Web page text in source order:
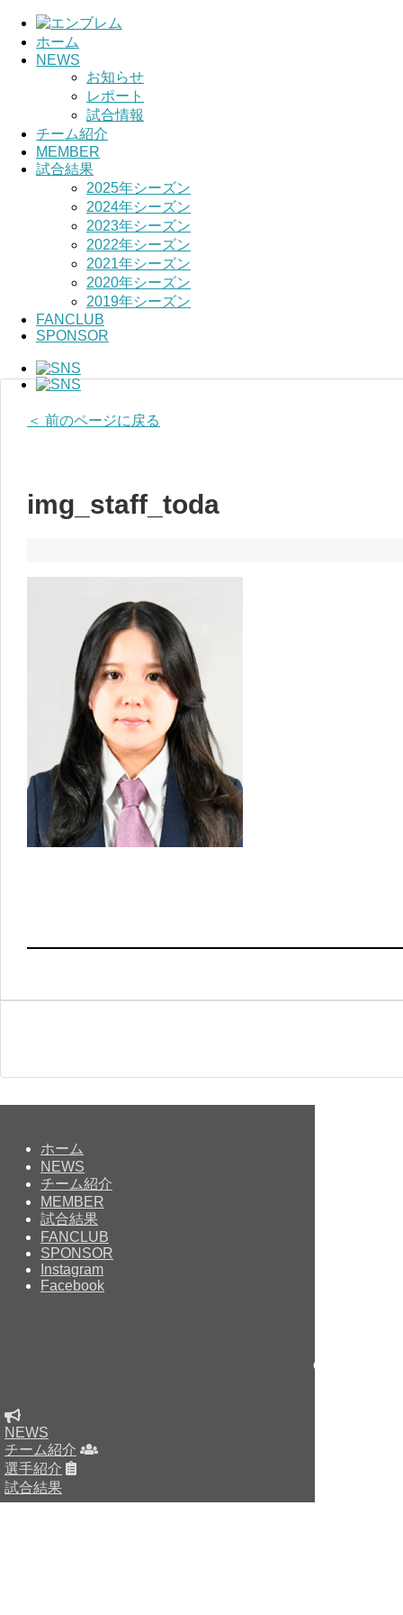
ホーム
NEWS
お知らせ
レポート
試合情報
チーム紹介
MEMBER
試合結果
2025年シーズン
2024年シーズン
2023年シーズン
2022年シーズン
2021年シーズン
2020年シーズン
2019年シーズン
FANCLUB
SPONSOR
＜ 前のページに戻る
img_staff_toda
ホーム
NEWS
チーム紹介
MEMBER
試合結果
FANCLUB
SPONSOR
Instagram
Facebook
Copyright ©
NEWS
チーム紹介
選手紹介
試合結果